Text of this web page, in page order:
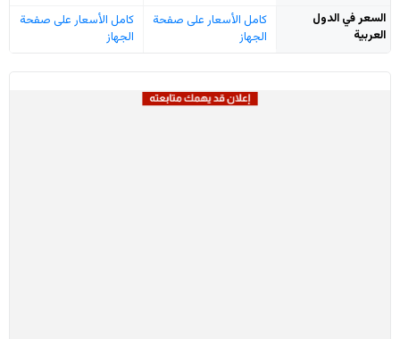
السعر في الدول
العربية
كامل الأسعار على صفحة
الجهاز
كامل الأسعار على صفحة
الجهاز